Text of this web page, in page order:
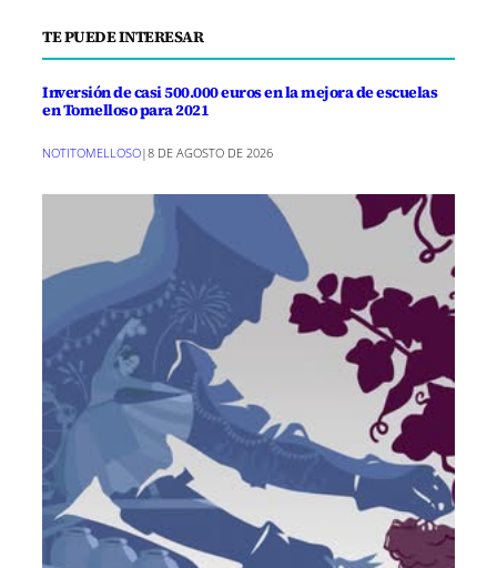
TE PUEDE INTERESAR
Inversión de casi 500.000 euros en la mejora de escuelas
en Tomelloso para 2021
NOTITOMELLOSO|8 DE AGOSTO DE 2026